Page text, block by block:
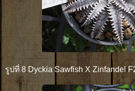
รูปที่ 8 Dyckia Sawfish X Zinfandel